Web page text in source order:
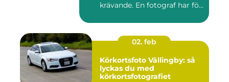
krävande. En fotograf har fö...
02. feb
Körkortsfoto Vällingby: så
lyckas du med
körkortsfotografiet